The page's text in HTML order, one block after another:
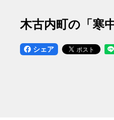
木古内町の「寒
シェア